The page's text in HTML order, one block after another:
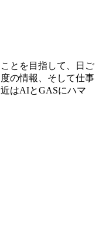
とを目指して、日ご
の情報、そして仕事
はAIとGASにハマ